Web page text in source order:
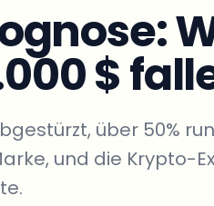
$
über 50%
und die Krypto-